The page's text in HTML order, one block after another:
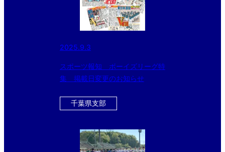
2025.9.3
スポーツ報知 ボーイズリーグ特
集 掲載日変更のお知らせ
千葉県支部